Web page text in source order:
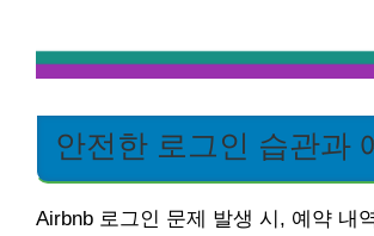
안전한 로그인 습관과
Airbnb 로그인 문제 발생 시, 예약 내